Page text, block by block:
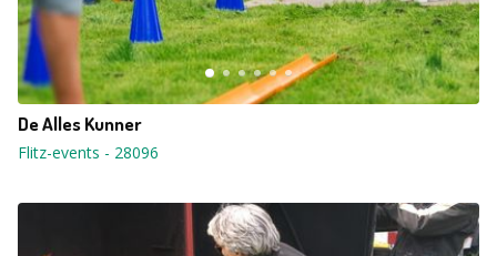
De Alles Kunner
Flitz-events - 28096